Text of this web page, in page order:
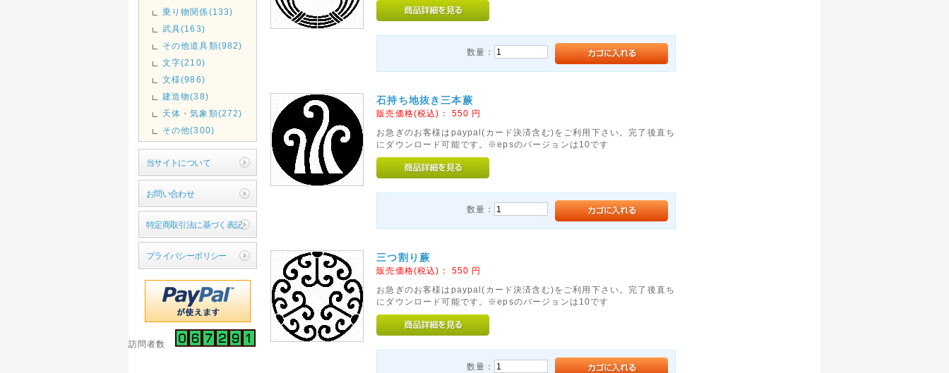
乗り物関係(133)
武具(163)
その他道具類(982)
文字(210)
文様(986)
建造物(38)
天体・気象類(272)
その他(300)
当サイトについて
お問い合わせ
特定商取引法に基づく表記
プライバシーポリシー
訪問者数
数量：
石持ち地抜き三本蕨
販売価格(税込)： 550 円
お急ぎのお客様はpaypal(カード決済含む)をご利用下さい。完了後直ち
にダウンロード可能です。※epsのバージョンは10です
数量：
三つ割り蕨
販売価格(税込)： 550 円
お急ぎのお客様はpaypal(カード決済含む)をご利用下さい。完了後直ち
にダウンロード可能です。※epsのバージョンは10です
数量：